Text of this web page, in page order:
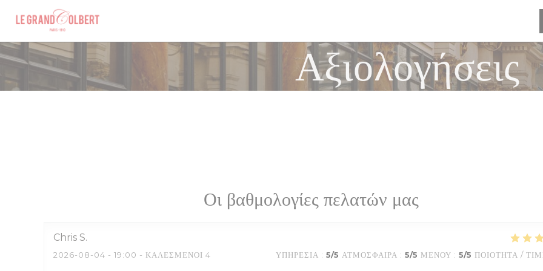
Πίνακας διαχείρισης "Μπισκότων" (Cookies)
Αξιολογήσεις
Οι βαθμολογίες πελατών μας
Chris S
2026-08-04 - 19:00 - ΚΑΛΕΣΜΈΝΟΙ 4 ΥΠΗΡΕΣΊΑ : 5/5 ΑΤΜΌΣΦΑΙΡΑ : 5/5 ΜΕΝΟΎ : 5/5 ΠΟΙΌΤΗΤΑ /